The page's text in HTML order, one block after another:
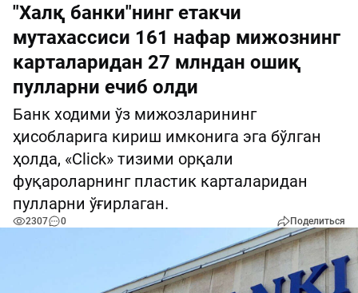
"Халқ банки"нинг етакчи
мутахассиси 161 нафар мижознинг
карталаридан 27 млндан ошиқ
пулларни ечиб олди
Банк ходими ўз мижозларининг
ҳисобларига кириш имконига эга бўлган
ҳолда, «Click» тизими орқали
фуқароларнинг пластик карталаридан
пулларни ўғирлаган.
2307 0 Поделиться